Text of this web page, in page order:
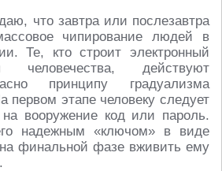
что завтра или послезавтра
чипирование людей в
Те, кто строит электронный
человечества, действуют
принципу градуализма
первом этапе человеку следует
на вооружение код или пароль.
надежным «ключом» в виде
финальной фазе вживить ему